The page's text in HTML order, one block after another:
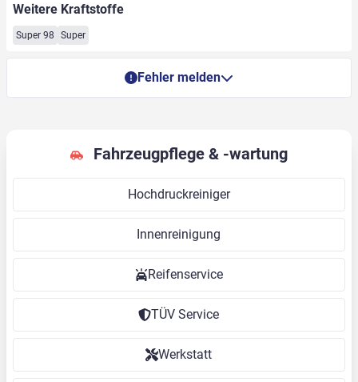
Weitere Kraftstoffe
Super 98 Super
Fehler melden
Fahrzeugpflege & -wartung
Hochdruckreiniger
Innenreinigung
Reifenservice
TÜV Service
Werkstatt